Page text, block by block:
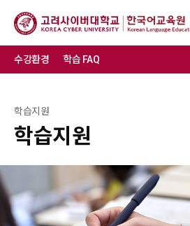
학습지원
학습지원
수강환경 학습 FAQ